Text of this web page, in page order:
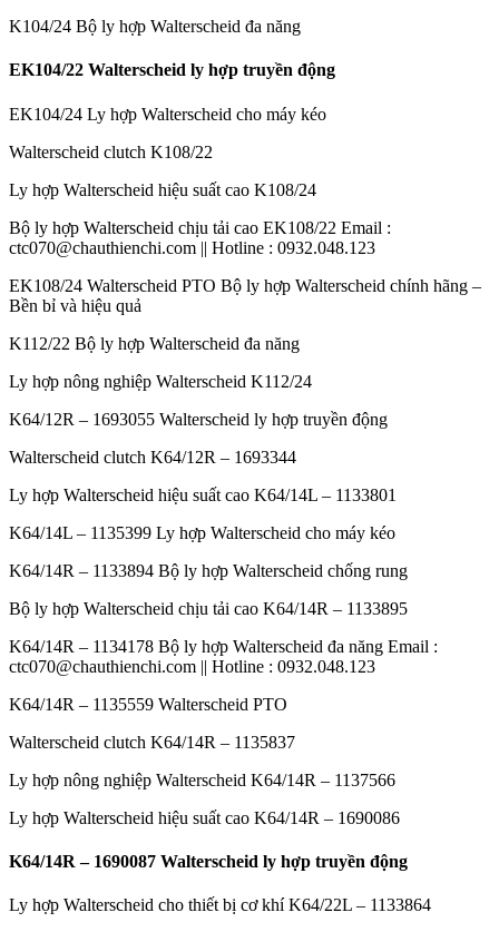
K104/24 Bộ ly hợp Walterscheid đa năng
EK104/22 Walterscheid ly hợp truyền động
EK104/24 Ly hợp Walterscheid cho máy kéo
Walterscheid clutch K108/22
Ly hợp Walterscheid hiệu suất cao K108/24
Bộ ly hợp Walterscheid chịu tải cao EK108/22 Email :
ctc070@chauthienchi.com || Hotline : 0932.048.123
EK108/24 Walterscheid PTO Bộ ly hợp Walterscheid chính hãng –
Bền bỉ và hiệu quả
K112/22 Bộ ly hợp Walterscheid đa năng
Ly hợp nông nghiệp Walterscheid K112/24
K64/12R – 1693055 Walterscheid ly hợp truyền động
Walterscheid clutch K64/12R – 1693344
Ly hợp Walterscheid hiệu suất cao K64/14L – 1133801
K64/14L – 1135399 Ly hợp Walterscheid cho máy kéo
K64/14R – 1133894 Bộ ly hợp Walterscheid chống rung
Bộ ly hợp Walterscheid chịu tải cao K64/14R – 1133895
K64/14R – 1134178 Bộ ly hợp Walterscheid đa năng Email :
ctc070@chauthienchi.com || Hotline : 0932.048.123
K64/14R – 1135559 Walterscheid PTO
Walterscheid clutch K64/14R – 1135837
Ly hợp nông nghiệp Walterscheid K64/14R – 1137566
Ly hợp Walterscheid hiệu suất cao K64/14R – 1690086
K64/14R – 1690087 Walterscheid ly hợp truyền động
Ly hợp Walterscheid cho thiết bị cơ khí K64/22L – 1133864